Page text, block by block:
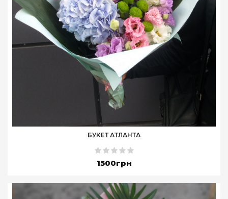
БУКЕТ АТЛАНТА
1500грн